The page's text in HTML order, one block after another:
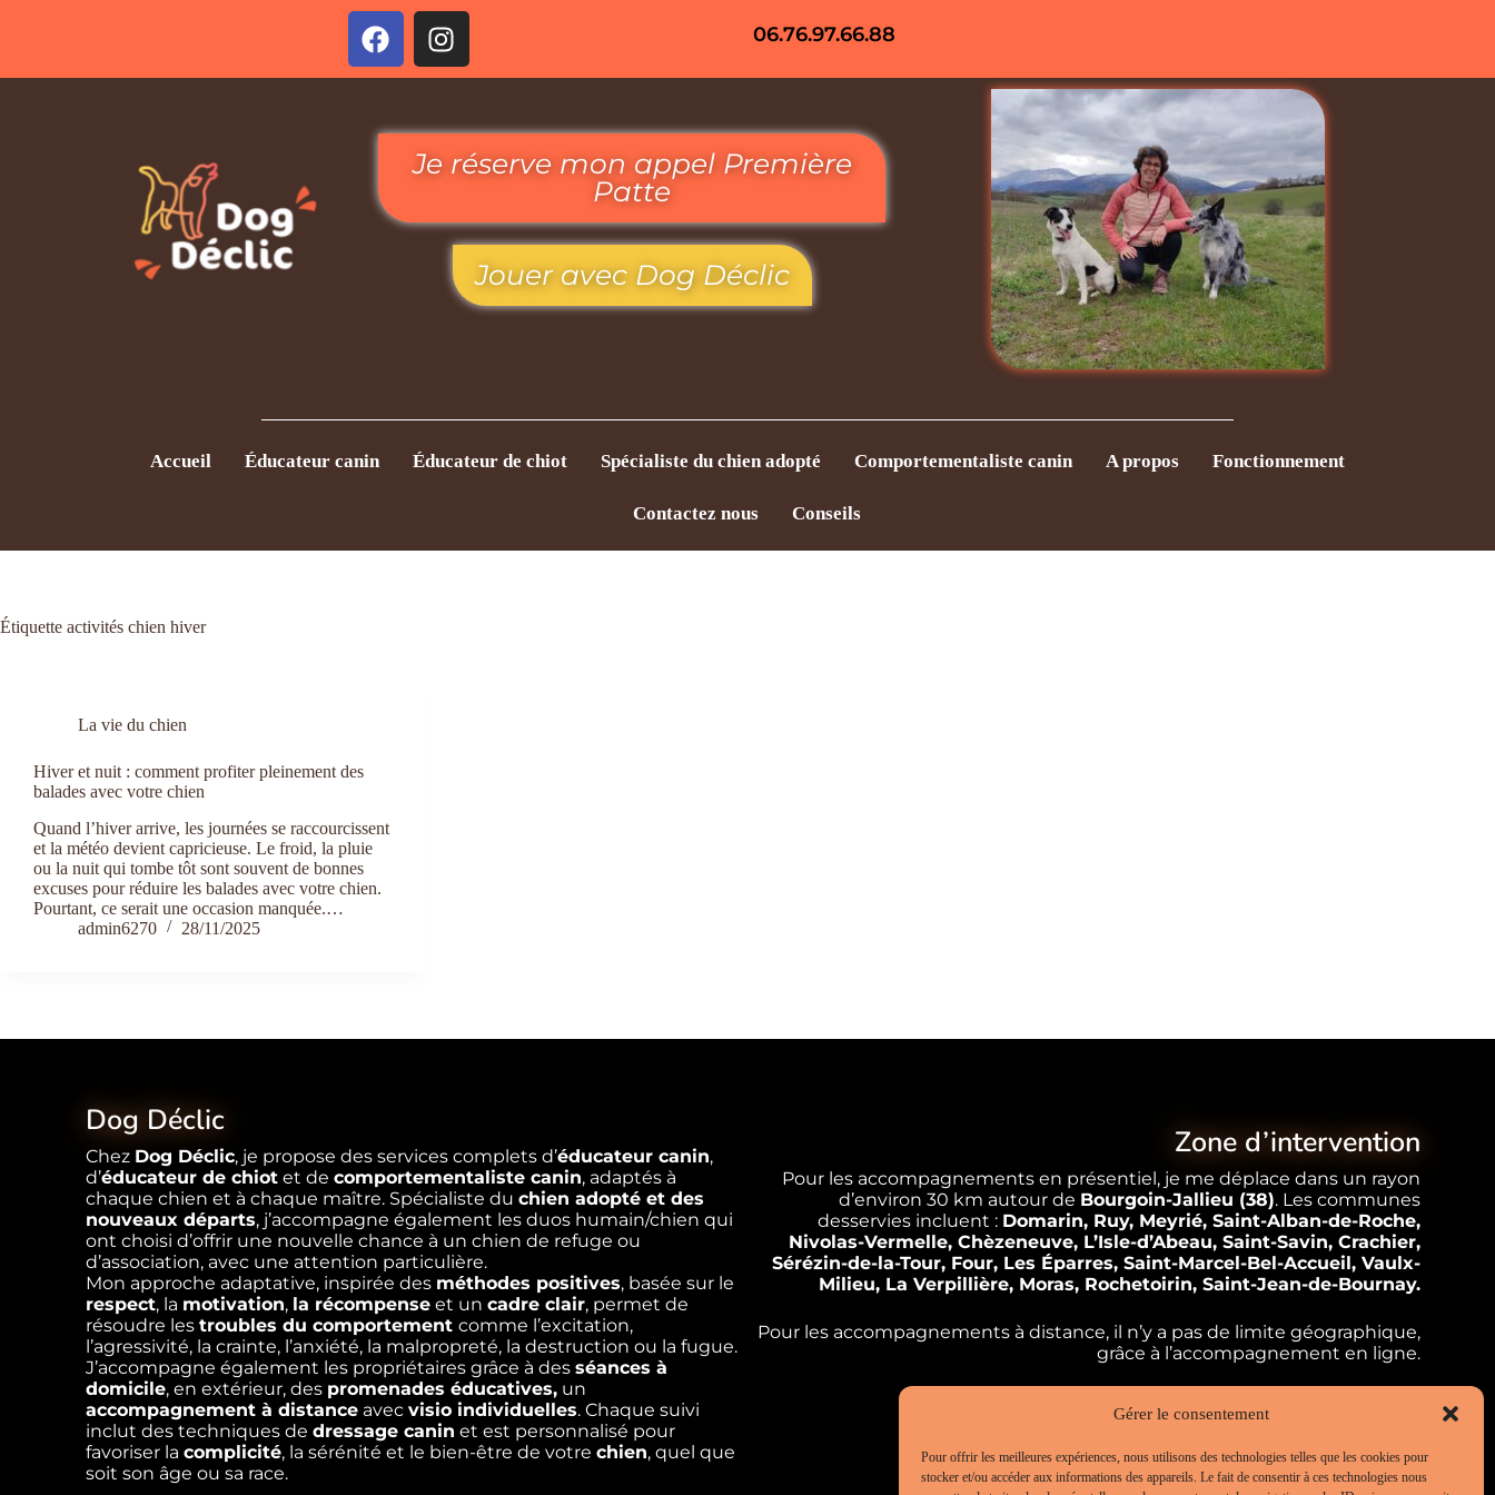
Gérer le consentement
Pour offrir les meilleures expériences, nous utilisons des technologies telles que les cookies pour
stocker et/ou accéder aux informations des appareils. Le fait de consentir à ces technologies nous
06.76.97.66.88
Je réserve mon appel Première
Patte
Jouer avec Dog Déclic
Accueil Éducateur canin Éducateur de chiot Spécialiste du chien adopté Comportementaliste canin A propos Fonctionnement
Contactez nous Conseils
Étiquette activités chien hiver
La vie du chien
Hiver et nuit : comment profiter pleinement des
balades avec votre chien
Quand l’hiver arrive, les journées se raccourcissent
et la météo devient capricieuse. Le froid, la pluie
ou la nuit qui tombe tôt sont souvent de bonnes
excuses pour réduire les balades avec votre chien.
Pourtant, ce serait une occasion manquée.…
admin6270
28/11/2025
Dog Déclic
Chez Dog Déclic, je propose des services complets d’éducateur canin,
d’éducateur de chiot et decomportementaliste canin, adaptés à
chaque chien et à chaque maître. Spécialiste duchien adoptéet des
nouveaux départs, j’accompagne également les duos humain/chien qui
ont choisi d’offrir une nouvelle chance à un chien de refuge ou
d’association, avec une attention particulière.
Mon approche adaptative, inspirée des méthodes positives, basée sur le
respect, la motivation, la récompense et uncadre clair, permet de
résoudre lestroubles du comportementcomme l’excitation,
l’agressivité, la crainte, l’anxiété, la malpropreté, la destruction ou la fugue.
J’accompagne également les propriétaires grâce à desséances à
domicile, en extérieur, des promenades éducatives, un
accompagnement à distance avecvisio individuelles. Chaque suivi
inclut des techniques dedressage canin et est personnalisé pour
favoriser lacomplicité, la sérénité et le bien-être de votrechien, quel que
soit son âge ou sa race.
Zone d’intervention
Pour les accompagnements en présentiel, je me déplace dans un rayon
d’environ 30 km autour de Bourgoin-Jallieu (38). Les communes
desservies incluent : Domarin, Ruy, Meyrié, Saint-Alban-de-Roche,
Nivolas-Vermelle, Chèzeneuve, L’Isle-d’Abeau, Saint-Savin, Crachier,
Sérézin-de-la-Tour, Four, Les Éparres, Saint-Marcel-Bel-Accueil, Vaulx-
Milieu, La Verpillière, Moras, Rochetoirin, Saint-Jean-de-Bournay.
Pour les accompagnements à distance, il n’y a pas de limite géographique,
grâce à l’accompagnement en ligne.